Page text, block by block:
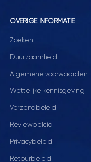
OVERIGE INFORMATIE
Zoeken
Duurzaamheid
Algemene voorwaarden
Wettelijke kennisgeving
Verzendbeleid
Reviewbeleid
Privacybeleid
Retourbeleid